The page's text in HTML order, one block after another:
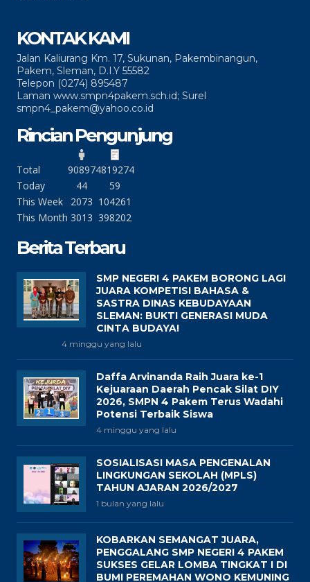
KONTAK KAMI
Jalan Kaliurang Km. 17, Sukunan, Pakembinangun,
Pakem, Sleman, D.I.Y 55582
Telepon (0274) 895487
Laman www.smpn4pakem.sch.id; Surel
smpn4_pakem@yahoo.co.id
Rincian Pengunjung
Total 908974819274
Today
44
59
This Week
2073 104261
This Month 3013 398202
Berita Terbaru
SMP NEGERI 4 PAKEM BORONG LAGI
JUARA KOMPETISI BAHASA &
SASTRA DINAS KEBUDAYAAN
SLEMAN: BUKTI GENERASI MUDA
CINTA BUDAYA!
4 minggu yang lalu
Daffa Arvinanda Raih Juara ke-1
Kejuaraan Daerah Pencak Silat DIY
2026, SMPN 4 Pakem Terus Wadahi
Potensi Terbaik Siswa
4 minggu yang lalu
SOSIALISASI MASA PENGENALAN
LINGKUNGAN SEKOLAH (MPLS)
TAHUN AJARAN 2026/2027
1 bulan yang lalu
KOBARKAN SEMANGAT JUARA,
PENGGALANG SMP NEGERI 4 PAKEM
SUKSES GELAR LOMBA TINGKAT I DI
BUMI PEREMAHAN WONO KEMUNING